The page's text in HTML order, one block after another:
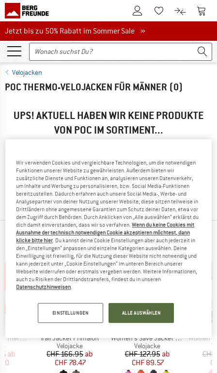
Zum KundenkontoZum Merkzettel.
Zum Zum
Jetzt bis zu 50% Rabatt im Sommer Sale
Jetzt bis zu 50% Rabatt im Sommer Sale »
Velojacken
POC THERMO-VELOJACKEN FÜR MÄNNER (0)
UPS! AKTUELL HABEN WIR KEINE PRODUKTE
VON POC IM SORTIMENT...
nutzen:
» Gehe zurück zur vorherigen Seite und versuche es mit
weniger Filterwerten.
TOP PRODUKTE DEINER LIEBLINGSMARKEN
Jacket
Preis
ab
Artikel
Trail Jacket Primaloft
Produktgruppe
Velojacke
Preis
CHF 166.95reduzierter Preis
ab
CHF 78.47
Rabatt
bis 53%
Artikel
Women's Save Jacket Essential
Produktgruppe
Velojacke
Preis
CHF 127.95reduzierter Preis
ab
CHF 89.57
Rabatt
bis 30%
Artikel
Women's
Wir verwenden Cookies und vergleichbare Technologien, um die notwendigen
Funktionen unserer Website zu gewährleisten. Außerdem bieten wir
zusätzliche Dienste und Funktionen an, analysieren unseren Datenverkehr,
um Inhalte und Werbung zu personalisieren, bzw. Social Media-Funktionen
bereitzustellen. Dadurch erfahren auch unsere Social Media-, Werbe- und
Analysepartner von deiner Nutzung unserer Website; diese sitzen teilweise in
Drittländern ohne angemessene Garantien zum Schutz deiner Daten, etwa vor
dem Zugriff durch Behörden. Durch Anklicken von „Alle auswählen“ erklärst du
dich damit einverstanden, dass wir so verfahren.Wenn du keine Cookies mit
Ausnahme der technisch notwendigen Cookie akzeptieren möchtest, dann
klicke bitte hier. Du kannst deine Cookie Einstellungen aber auch jederzeit in
den „Einstellungen“ anpassen und einzelne Kategorien auswählen. Deine
Einwilligung ist freiwillig, für die Nutzung dieser Website nicht notwendig und
kann jederzeit unter „Cookie Einstellungen“ im unteren Bereich unserer
Webseite widerrufen oder erstmals vergeben werden. Weitere Informationen,
auch zu Risiken der Drittlandstransfers, findest du in unseren
Datenschutzhinweisen.
EINSTELLUNGEN ALLE AUSWÄHLEN